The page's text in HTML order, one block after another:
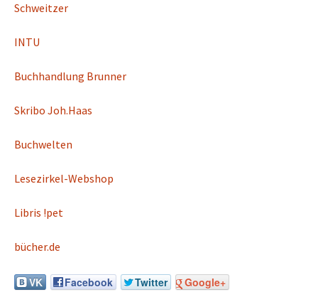
Schweitzer
INTU
Buchhandlung Brunner
Skribo Joh.Haas
Buchwelten
Lesezirkel-Webshop
Libris !pet
bücher.de
VK Facebook Twitter Google+